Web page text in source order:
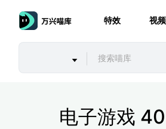
特效 视频
电子游戏 40